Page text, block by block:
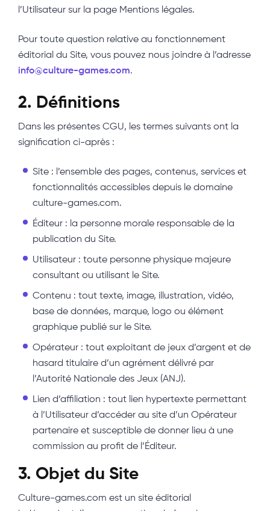
l’Utilisateur sur la page Mentions légales.
Pour toute question relative au fonctionnement
éditorial du Site, vous pouvez nous joindre à l’adresse
info@culture-games.com.
2. Définitions
Dans les présentes CGU, les termes suivants ont la
signification ci-après :
Site : l’ensemble des pages, contenus, services et
fonctionnalités accessibles depuis le domaine
culture-games.com.
Éditeur : la personne morale responsable de la
publication du Site.
Utilisateur : toute personne physique majeure
consultant ou utilisant le Site.
Contenu : tout texte, image, illustration, vidéo,
base de données, marque, logo ou élément
graphique publié sur le Site.
Opérateur : tout exploitant de jeux d’argent et de
hasard titulaire d’un agrément délivré par
l’Autorité Nationale des Jeux (ANJ).
Lien d’affiliation : tout lien hypertexte permettant
à l’Utilisateur d’accéder au site d’un Opérateur
partenaire et susceptible de donner lieu à une
commission au profit de l’Éditeur.
3. Objet du Site
Culture-games.com est un site éditorial